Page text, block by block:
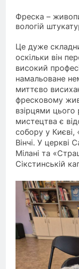
Фреска –
вологій
Це дуже
оскільки він
високий
намальоване
миттєво
фресковому
взірцями цього
мистецтва є
собору у
Вінчі. У церкві
Мілані та
Сікстинській